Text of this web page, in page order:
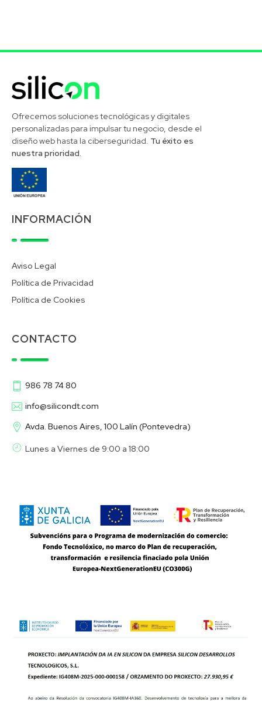
Ofrecemos soluciones tecnológicas y digitales
personalizadas para impulsar tu negocio, desde el
diseño web hasta la ciberseguridad. Tu éxito es
nuestra prioridad.
INFORMACIÓN
Aviso Legal
Política de Privacidad
Política de Cookies
CONTACTO
986 78 74 80
info@silicondt.com
Avda. Buenos Aires, 100 Lalín (Pontevedra)
Lunes a Viernes de 9:00 a 18:00